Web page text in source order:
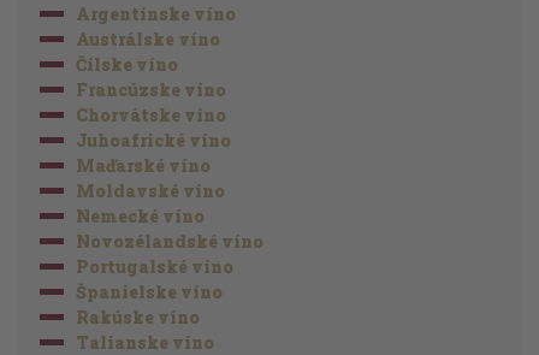
Argentínske víno
Austrálske víno
Čílske víno
Francúzske víno
Chorvátske víno
Juhoafrické víno
Maďarské víno
Moldavské víno
Nemecké víno
Novozélandské víno
Portugalské víno
Španielske víno
Rakúske víno
Talianske víno